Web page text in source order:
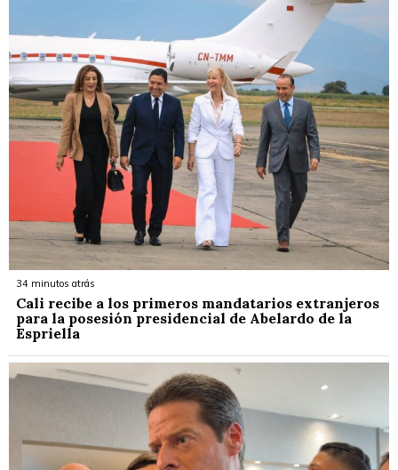
34 minutos atrás
Cali recibe a los primeros mandatarios extranjeros
para la posesión presidencial de Abelardo de la
Espriella